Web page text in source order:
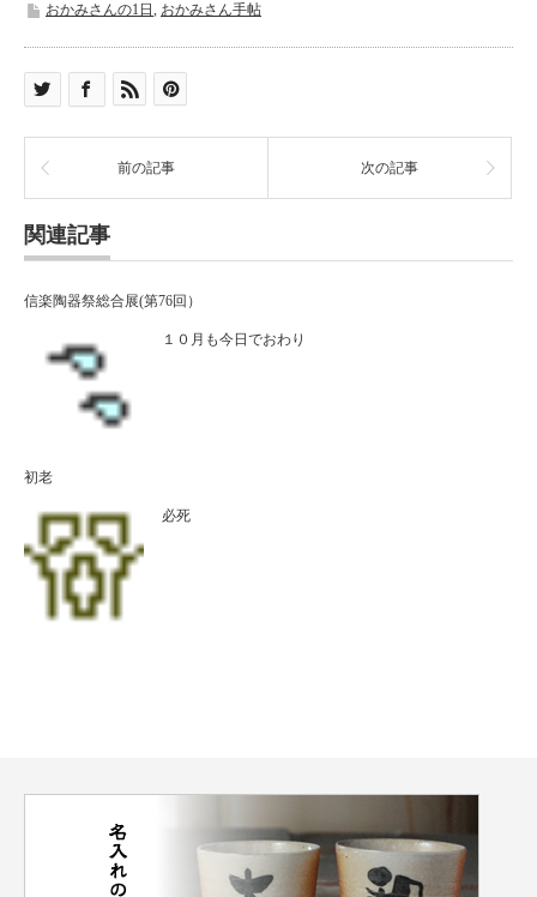
おかみさんの1日 , おかみさん手帖
前の記事 次の記事
関連記事
信楽陶器祭総合展(第76回）
１０月も今日でおわり
初老
必死